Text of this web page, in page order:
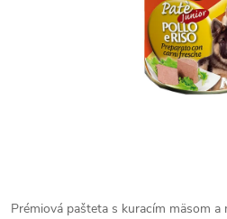
Prémiová pašteta s kuracím mäsom a